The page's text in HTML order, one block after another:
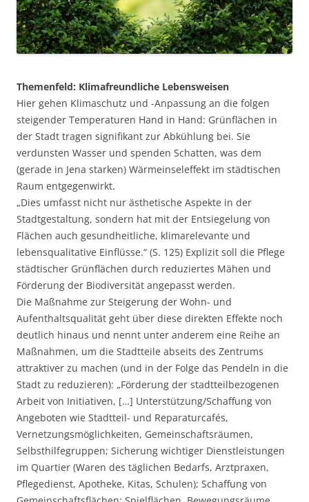
Themenfeld: Klimafreundliche Lebensweisen
Hier gehen Klimaschutz und -Anpassung an die folgen
steigender Temperaturen Hand in Hand: Grünflächen in
der Stadt tragen signifikant zur Abkühlung bei. Sie
verdunsten Wasser und spenden Schatten, was dem
(gerade in Jena starken) Wärmeinseleffekt im städtischen
Raum entgegenwirkt.
„Dies umfasst nicht nur ästhetische Aspekte in der
Stadtgestaltung, sondern hat mit der Entsiegelung von
Flächen auch gesundheitliche, klimarelevante und
lebensqualitative Einflüsse.“ (S. 125) Explizit soll die Pflege
städtischer Grünflächen durch reduziertes Mähen und
Förderung der Biodiversität angepasst werden.
Die Maßnahme zur Steigerung der Wohn- und
Aufenthaltsqualität geht über diese direkten Effekte noch
deutlich hinaus und nennt unter anderem eine Reihe an
Maßnahmen, um die Stadtteile abseits des Zentrums
attraktiver zu machen (und in der Folge das Pendeln in die
Stadt zu reduzieren): „Förderung der stadtteilbezogenen
Arbeit von Initiativen, […] Unterstützung/Schaffung von
Angeboten wie Stadtteil- und Reparaturcafés,
Vernetzungsmöglichkeiten, Gemeinschaftsräumen,
Selbsthilfegruppen; Sicherung wichtiger Dienstleistungen
im Quartier (Waren des täglichen Bedarfs, Arztpraxen,
Pflegedienst, Apotheke, Kitas, Schulen); Schaffung von